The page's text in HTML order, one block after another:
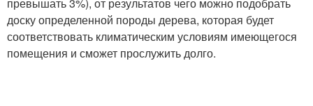
доску определенной породы дерева, которая будет
соответствовать климатическим условиям имеющегося
помещения и сможет прослужить долго.